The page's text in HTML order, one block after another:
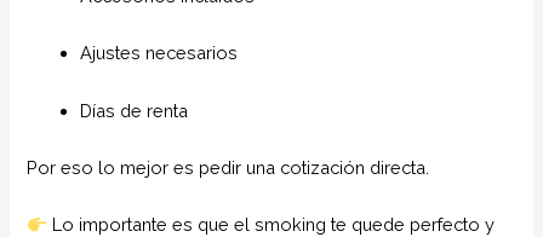
Ajustes necesarios
Días de renta
Por eso lo mejor es pedir una cotización directa.
Lo importante es que el smoking te quede perfecto y